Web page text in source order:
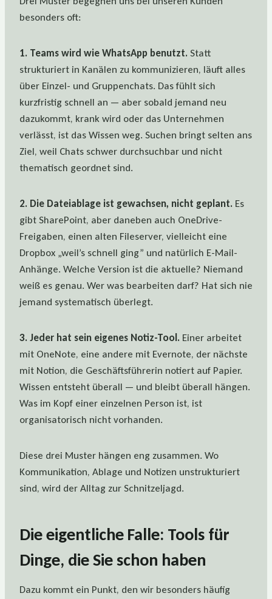
besonders oft:
1. Teams wird wie WhatsApp benutzt. Statt
strukturiert in Kanälen zu kommunizieren, läuft alles
über Einzel- und Gruppenchats. Das fühlt sich
kurzfristig schnell an — aber sobald jemand neu
dazukommt, krank wird oder das Unternehmen
verlässt, ist das Wissen weg. Suchen bringt selten ans
Ziel, weil Chats schwer durchsuchbar und nicht
thematisch geordnet sind.
2. Die Dateiablage ist gewachsen, nicht geplant. Es
gibt SharePoint, aber daneben auch OneDrive-
Freigaben, einen alten Fileserver, vielleicht eine
Dropbox „weil’s schnell ging” und natürlich E-Mail-
Anhänge. Welche Version ist die aktuelle? Niemand
weiß es genau. Wer was bearbeiten darf? Hat sich nie
jemand systematisch überlegt.
3. Jeder hat sein eigenes Notiz-Tool. Einer arbeitet
mit OneNote, eine andere mit Evernote, der nächste
mit Notion, die Geschäftsführerin notiert auf Papier.
Wissen entsteht überall — und bleibt überall hängen.
Was im Kopf einer einzelnen Person ist, ist
organisatorisch nicht vorhanden.
Diese drei Muster hängen eng zusammen. Wo
Kommunikation, Ablage und Notizen unstrukturiert
sind, wird der Alltag zur Schnitzeljagd.
Die eigentliche Falle: Tools für
Dinge, die Sie schon haben
Dazu kommt ein Punkt, den wir besonders häufig